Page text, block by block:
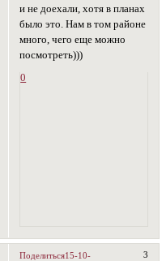
и не доехали, хотя в планах
было это. Нам в том районе
много, чего еще можно
посмотреть)))
0
Поделиться 3
15-10-